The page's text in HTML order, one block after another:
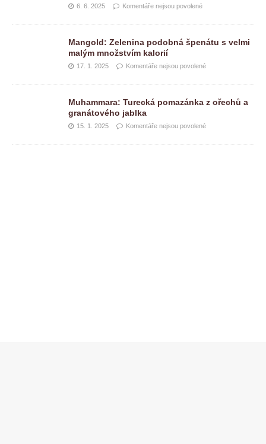
6. 6. 2025 Komentáře nejsou povolené
Mangold: Zelenina podobná špenátu s velmi
malým množstvím kalorií
17. 1. 2025 Komentáře nejsou povolené
Muhammara: Turecká pomazánka z ořechů a
granátového jablka
15. 1. 2025 Komentáře nejsou povolené